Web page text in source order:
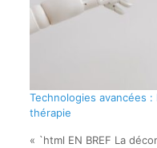
Technologies avancées
thérapie
« `html EN BREF La